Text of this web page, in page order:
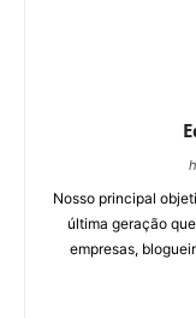
Nosso principal
última geração
empresas,